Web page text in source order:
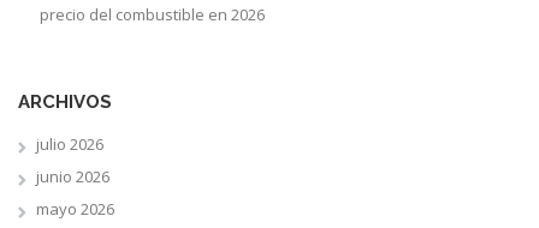
precio del combustible en 2026
ARCHIVOS
julio 2026
junio 2026
mayo 2026